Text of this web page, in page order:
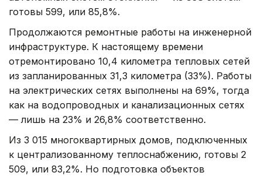
готовы 599, или 85,8%.
Продолжаются ремонтные работы на инженерной
инфраструктуре. К настоящему времени
отремонтировано 10,4 километра тепловых сетей
из запланированных 31,3 километра (33%). Работы
на электрических сетях выполнены на 69%, тогда
как на водопроводных и канализационных сетях
— лишь на 23% и 26,8% соответственно.
Из 3 015 многоквартирных домов, подключенных
к централизованному теплоснабжению, готовы 2
509, или 83,2%. Но подготовка объектов